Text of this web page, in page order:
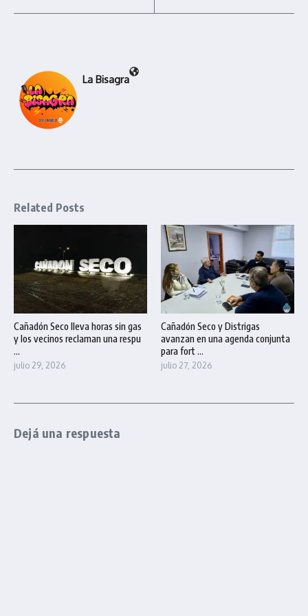
La Bisagra
Related Posts
Cañadón Seco lleva horas sin gas
y los vecinos reclaman una respu
...
julio 29, 2026
Cañadón Seco y Distrigas
avanzan en una agenda conjunta
para fort ...
julio 27, 2026
Dejá una respuesta